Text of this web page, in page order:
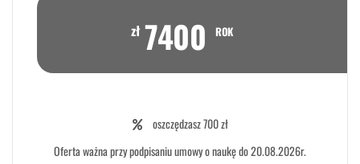
zł 7400 ROK
oszczędzasz 700 zł
Oferta ważna przy podpisaniu umowy o naukę do 20.08.2026r.